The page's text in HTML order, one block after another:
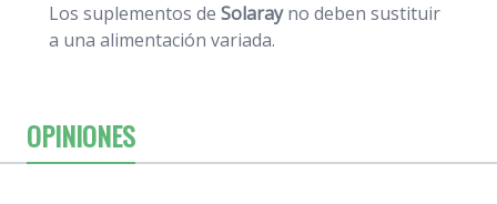
Los suplementos de Solarayno deben sustituir
a una alimentación variada.
OPINIONES